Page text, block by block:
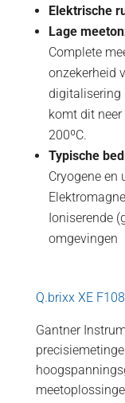
Elektrische
Lage
Complete
onzekerheid
digitalisering
komt dit neer
200ºC.
Typische
Cryogene en
Ioniserende
omgevingen
Q.brixx XE F108
Gantner